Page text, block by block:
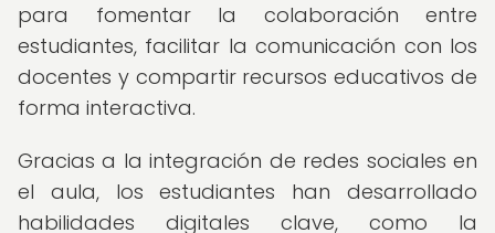
para fomentar la colaboración entre
estudiantes, facilitar la comunicación con los
docentes y compartir recursos educativos de
forma interactiva.
Gracias a la integración de redes sociales en
el aula, los estudiantes han desarrollado
habilidades digitales clave, como la